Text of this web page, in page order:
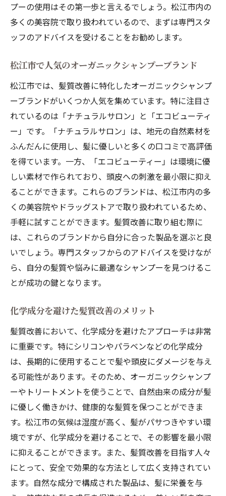
プーの使用はその第一歩と言えるでしょう。松江市内の
多くの美容院で取り扱われているので、まずは専門スタ
ッフのアドバイスを受けることをお勧めします。
松江市で人気のオーガニックシャンプーブランド
松江市では、髪質改善に特化したオーガニックシャンプ
ーブランドがいくつか人気を集めています。特に注目さ
れているのは「ナチュラルサロン」と「エコビューティ
ー」です。「ナチュラルサロン」は、地元の自然素材を
ふんだんに使用し、髪に優しいと多くの口コミで高評価
を得ています。一方、「エコビューティー」は環境に優
しい素材で作られており、頭皮への刺激を最小限に抑え
ることができます。これらのブランドは、松江市内の多
くの美容院やドラッグストアで取り扱われているため、
手軽に試すことができます。髪質改善に取り組む際に
は、これらのブランドから自分に合った製品を選ぶと良
いでしょう。専門スタッフからのアドバイスを受けなが
ら、自分の髪質や悩みに最適なシャンプーを見つけるこ
とが成功の鍵となります。
化学成分を避けた髪質改善のメリット
髪質改善において、化学成分を避けたアプローチは非常
に重要です。特にシリコンやパラベンなどの化学成分
は、長期的に使用することで髪や頭皮にダメージを与え
る可能性があります。そのため、オーガニックシャンプ
ーやトリートメントを使うことで、自然由来の成分が髪
に優しく働きかけ、健康的な髪質を保つことができま
す。松江市の気候は湿度が高く、髪がパサつきやすい環
境ですが、化学成分を避けることで、その影響を最小限
に抑えることができます。また、髪質改善を目指す人々
にとって、安全で効果的な方法として広く支持されてい
ます。自然な成分で構成された製品は、髪に栄養を与